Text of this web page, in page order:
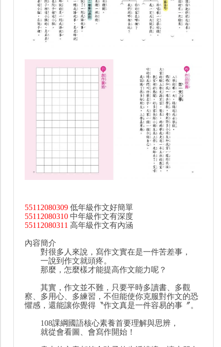
55112080309 低年級作文好簡單
55112080310 中年級作文有深度
55112080311 高年級作文有內涵
內容簡介
對很多人來說，寫作文實在是一件苦差事，
一說到作文就頭疼。
那麼，怎麼樣才能提高作文能力呢？
其實，作文並不難，只要平時多讀書、多觀
察、多用心、多練習，不但能使你克服對作文的恐
懼感，還能讓你覺得〝作文真是一件容易的事〞。
108課綱國語核心素養首要理解與思辨，
就從會看圖、會寫作開始！